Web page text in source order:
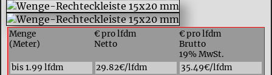
Menge
(Meter)
€ pro lfdm
Netto
€ pro lfdm
Brutto
19% MwSt.
bis 1.99 lfdm
29.82€/lfdm
35.49€/lfdm